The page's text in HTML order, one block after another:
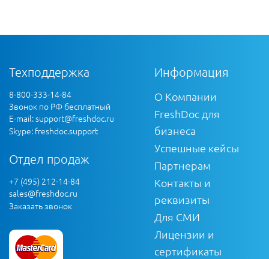
Техподдержка
8-800-333-14-84
Звонок по РФ бесплатный
E-mail:support@freshdoc.ru
Skype: freshdoc.support
Отдел продаж
+7 (495) 212-14-84
sales@freshdoc.ru
Заказать звонок
Информация
О Компании
FreshDoc для
бизнеса
Успешные кейсы
Партнерам
Контакты и
реквизиты
Для СМИ
Лицензии и
сертификаты